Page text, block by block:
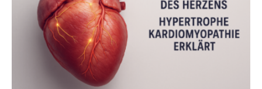
wirken. Dabei wurde ein Eiweiß identifiziert, das künftig
als Biomarker für die Wahl der passenden Therapie
dienen könnte. Darmkrebs zählt weltweit zu den
häufigsten Krebsarten und stellt…